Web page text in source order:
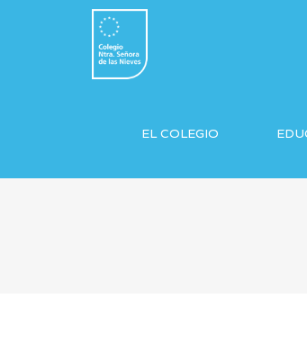
EL COLEGIO